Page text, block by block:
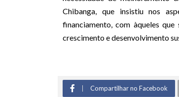
Chibanga, que insistiu nos
financiamento, com àqueles
crescimento e desenvolvimento
Compartilhar no Facebook